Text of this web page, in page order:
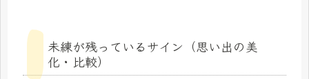
未練が残っているサイン（思い出の美
化・比較）